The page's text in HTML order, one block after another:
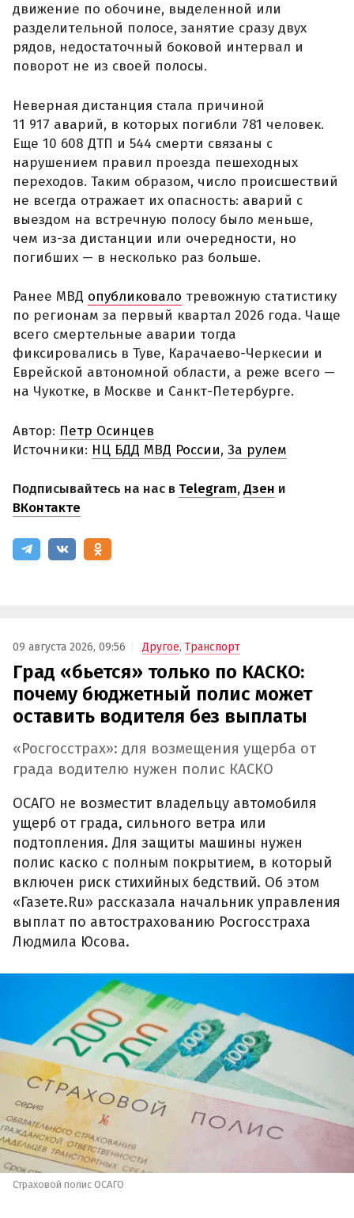
движение по обочине, выделенной или
разделительной полосе, занятие сразу двух
рядов, недостаточный боковой интервал и
поворот не из своей полосы.
Неверная дистанция стала причиной
11 917 аварий, в которых погибли 781 человек.
Еще 10 608 ДТП и 544 смерти связаны с
нарушением правил проезда пешеходных
переходов. Таким образом, число происшествий
не всегда отражает их опасность: аварий с
выездом на встречную полосу было меньше,
чем из-за дистанции или очередности, но
погибших — в несколько раз больше.
Ранее МВД опубликовало тревожную статистику
по регионам за первый квартал 2026 года. Чаще
всего смертельные аварии тогда
фиксировались в Туве, Карачаево-Черкесии и
Еврейской автономной области, а реже всего —
на Чукотке, в Москве и Санкт-Петербурге.
Автор: Петр Осинцев
Источники: НЦ БДД МВД России, За рулем
Подписывайтесь на нас в Telegram,Дзен и
ВКонтакте
09 августа 2026, 09:56 Другое, Транспорт
Град «бьется» только по КАСКО:
почему бюджетный полис может
оставить водителя без выплаты
«Росгосстрах»: для возмещения ущерба от
града водителю нужен полис КАСКО
ОСАГО не возместит владельцу автомобиля
ущерб от града, сильного ветра или
подтопления. Для защиты машины нужен
полис каско с полным покрытием, в который
включен риск стихийных бедствий. Об этом
«Газете.Ru» рассказала начальник управления
выплат по автострахованию Росгосстраха
Людмила Юсова.
Страховой полис ОСАГО